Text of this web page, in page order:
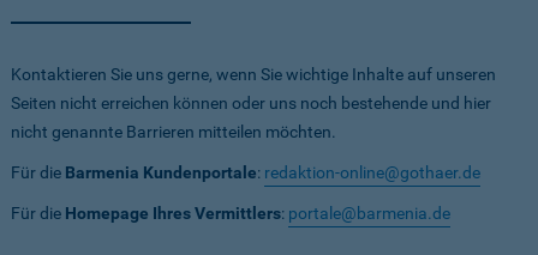
Kontaktieren Sie uns gerne, wenn Sie wichtige Inhalte auf unseren
Seiten nicht erreichen können oder uns noch bestehende und hier
nicht genannte Barrieren mitteilen möchten.
Für die Barmenia Kundenportale: redaktion-online@gothaer.de
Für die Homepage Ihres Vermittlers: portale@barmenia.de